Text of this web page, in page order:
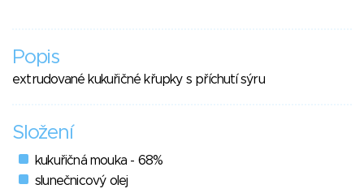
Popis
extrudované kukuřičné křupky s příchutí sýru
Složení
kukuřičná mouka - 68%
slunečnicový olej